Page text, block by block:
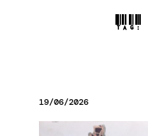
TAG:
19/06/2026